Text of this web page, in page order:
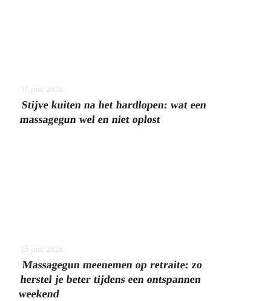
30 juni 2026
Stijve kuiten na het hardlopen: wat een
massagegun wel en niet oplost
15 juni 2026
Massagegun meenemen op retraite: zo
herstel je beter tijdens een ontspannen
weekend